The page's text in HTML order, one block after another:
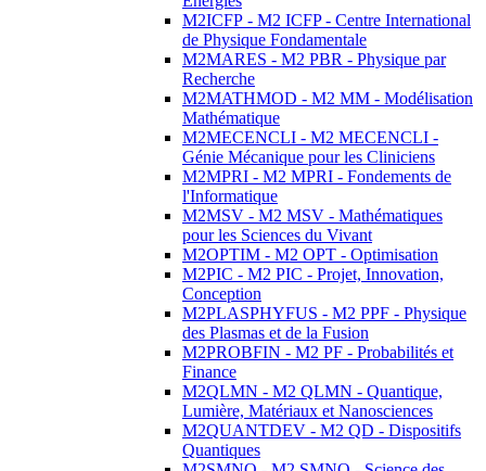
M2ICFP - M2 ICFP - Centre International
de Physique Fondamentale
M2MARES - M2 PBR - Physique par
Recherche
M2MATHMOD - M2 MM - Modélisation
Mathématique
M2MECENCLI - M2 MECENCLI -
Génie Mécanique pour les Cliniciens
M2MPRI - M2 MPRI - Fondements de
l'Informatique
M2MSV - M2 MSV - Mathématiques
pour les Sciences du Vivant
M2OPTIM - M2 OPT - Optimisation
M2PIC - M2 PIC - Projet, Innovation,
Conception
M2PLASPHYFUS - M2 PPF - Physique
des Plasmas et de la Fusion
M2PROBFIN - M2 PF - Probabilités et
Finance
M2QLMN - M2 QLMN - Quantique,
Lumière, Matériaux et Nanosciences
M2QUANTDEV - M2 QD - Dispositifs
Quantiques